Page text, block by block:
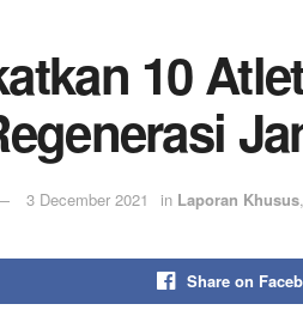
10
3 December 2021 in Laporan Khusus,
Share on